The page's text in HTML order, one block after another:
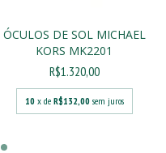
ÓCULOS DE SOL MICHAEL
KORS MK2201
R$1.320,00
10 x de R$132,00 sem juros